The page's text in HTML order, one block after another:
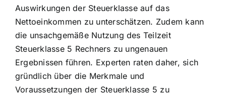
Auswirkungen der Steuerklasse auf das
Nettoeinkommen zu unterschätzen. Zudem kann
die unsachgemäße Nutzung des Teilzeit
Steuerklasse 5 Rechners zu ungenauen
Ergebnissen führen. Experten raten daher, sich
gründlich über die Merkmale und
Voraussetzungen der Steuerklasse 5 zu